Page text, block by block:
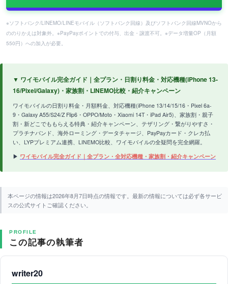
※ソフトバンク/LINEMO/LINEモバイル（ソフトバンク回線）及びソフトバンク回線MVNOから
ののりかえは対象外。※PayPayポイントでの付与、出金・譲渡不可。※データ増量OP（月額
550円）への加入が必要。
▼ ワイモバイル完全ガイド｜全プラン・日割り料金・対応機種(iPhone 13-
16/Pixel/Galaxy)・家族割・LINEMO比較・紹介キャンペーン
ワイモバイルの日割り料金・月額料金、対応機種(iPhone 13/14/15/16・Pixel 6a-
9・Galaxy A55/S24/Z Flip6・OPPO/Moto・Xiaomi 14T・iPad Air5)、家族割・親子
割・新どこでももらえる特典・紹介キャンペーン、テザリング・繋がりやすさ・
プラチナバンド、海外ローミング・データチャージ、PayPayカード・クレカ払
い、LYPプレミアム連携、LINEMO比較、ワイモバイルの全疑問を完全網羅。
▶ ワイモバイル完全ガイド｜全プラン・全対応機種・家族割・紹介キャンペーン
本ページの情報は2026年8月7日時点の情報です。最新の情報については必ず各サービ
スの公式サイトご確認ください。
PROFILE
この記事の執筆者
writer20